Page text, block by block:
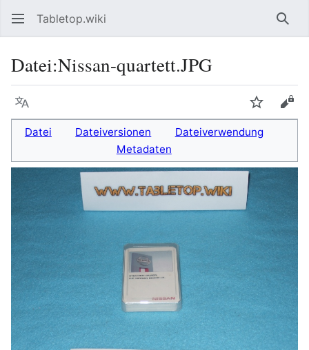
Tabletop.wiki
Datei:Nissan-quartett.JPG
Sprache
Datei Dateiversionen
Dateiverwendung
Metadaten